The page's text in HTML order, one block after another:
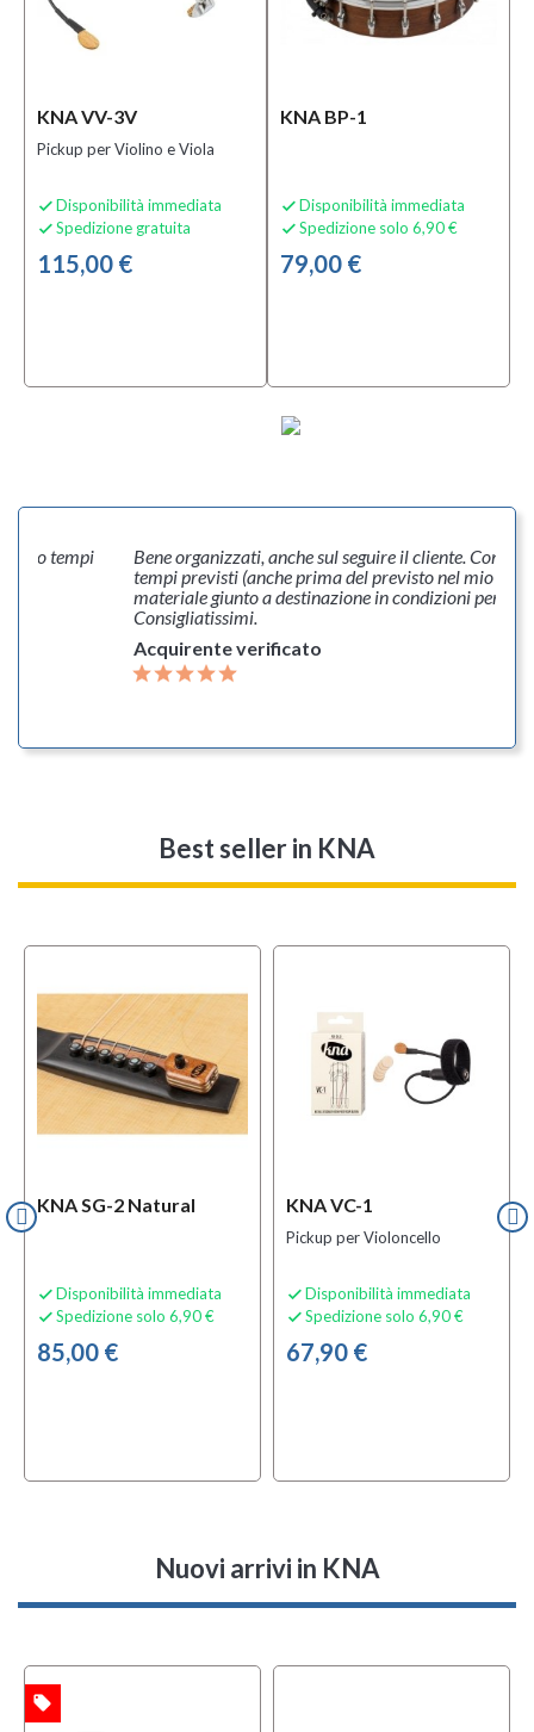
KNA VV-3V
Pickup per Violino e Viola
 Disponibilità immediata
 Spedizione gratuita
115,00 €
KNA BP-1
 Disponibilità immediata
 Spedizione solo 6,90 €
79,00 €
Bene organizzati, anche sul seguire il cliente. Consegna nei
tempi previsti (anche prima del previsto nel mio caso) e
materiale giunto a destinazione in condizioni perfette.
Consigliatissimi.
Acquirente verificato
Best sellerin KNA
KNA SG-2 Natural
 Disponibilità immediata
 Spedizione solo 6,90 €
85,00 €
KNA VC-1
Pickup per Violoncello
 Disponibilità immediata
 Spedizione solo 6,90 €
67,90 €
Nuovi arrivi in KNA
local_offer